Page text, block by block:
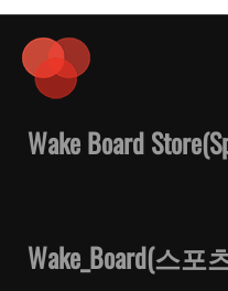
Wake Board
Wake_Board(스포